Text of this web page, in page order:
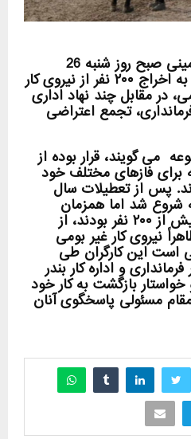
کارگران پتروناد در بندر خمینی صبح روز شنبه 26
اردیبهشت ماه در اعتراض به اخراج ۲۰۰ نفر از نیروی کار
در مقابل چند نهاد اداری
تجمع اعتراضی
می گویند، قرار بوده از
برای فازهای مختلف خود
پس از تعطیلات سال
شروع شد اما همزمان
کارگران بومی منطقه که بیش از ۲۰۰ نفر بودند، از
نیروی کار غیر بومی
این کارگران طی
و اداره کار بندر
بازگشت به کار خود
مسئولی پاسخگوی آنان